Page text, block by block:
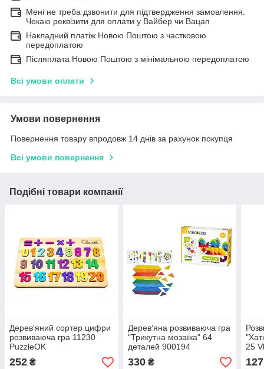
Мені не треба дзвонити для підтвердження замовлення.
Чекаю реквізити для оплати у Вайбер чи Вацап
Накладний платіж Новою Поштою з частковою
передоплатою
Післяплата Новою Поштою з мінімальною передоплатою
Всі умови оплати
Умови повернення
Повернення товару впродовж 14 днів за рахунок покупця
Всі умови повернення
Подібні товари компанії
Дерев'яний сортер цифри
розвиваюча гра 11230
PuzzleOK
252 ₴
Дерев'яна розвиваюча гра
"Трикутна мозаїка" 64
деталей 900194
IGROTECO
330₴
25
127